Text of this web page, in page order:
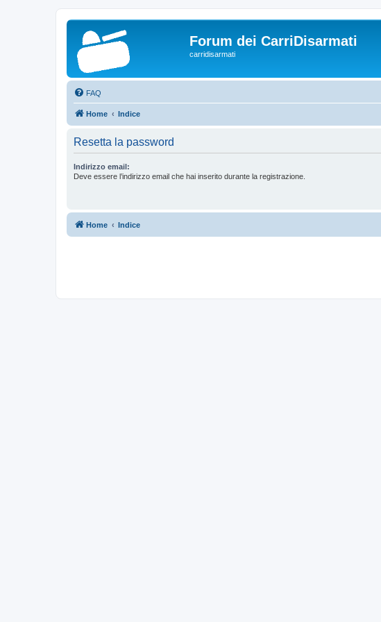
Forum dei CarriDisarmati
carridisarmati
FAQ
Home Indice
Resetta la password
Indirizzo email:
Deve essere l’indirizzo email che hai inserito durante la registrazione.
Home Indice